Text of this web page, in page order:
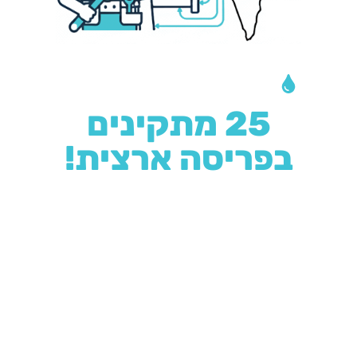
25 מתקינים
בפריסה ארצית!